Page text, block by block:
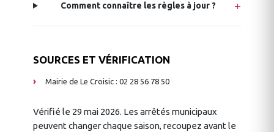
Comment connaître les règles à jour ?
SOURCES ET VÉRIFICATION
Mairie de Le Croisic : 02 28 56 78 50
Vérifié le 29 mai 2026. Les arrêtés municipaux
peuvent changer chaque saison, recoupez avant le